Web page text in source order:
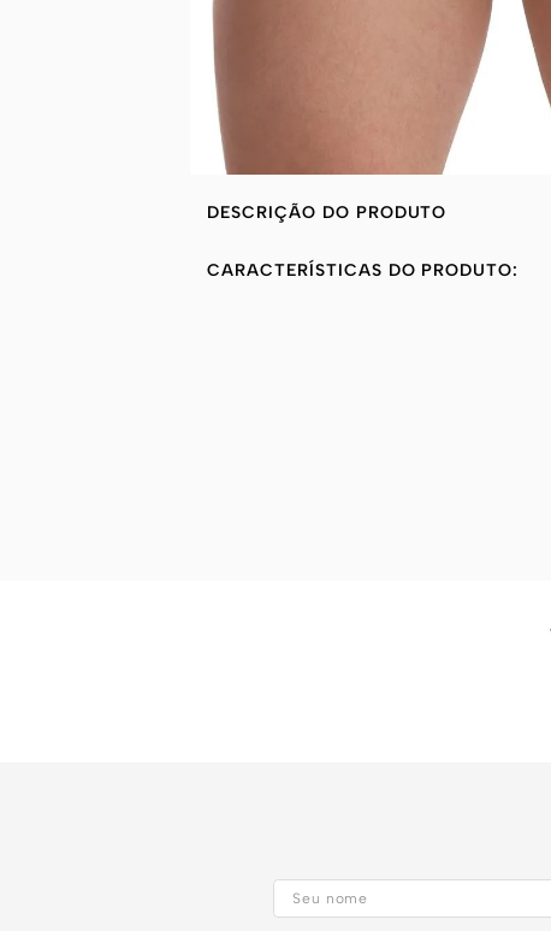
DESCRIÇÃO DO PRODUTO
CARACTERÍSTICAS DO PRODUTO: